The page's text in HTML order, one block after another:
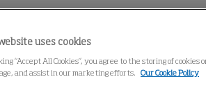
uses cookies
“Accept All Cookies”, you agree to the storing of
and assist in our marketing efforts.
Our Cookie Policy